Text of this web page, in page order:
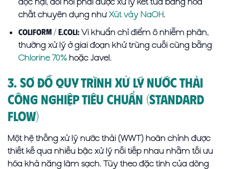
chất chuyên dụng nhưXút vảy NaOH.
Coliform / E.Coli:Vi khuẩn chỉ điểm ô nhiễm phân,
thường xử lý ở giai đoạn khử trùng cuối cùng bằng
Chlorine 70%hoặc Javel.
3. Sơ Đồ Quy Trình Xử Lý Nước Thải
Công Nghiệp Tiêu Chuẩn (Standard
Flow)
Một hệ thống xử lý nước thải (WWT) hoàn chỉnh được
thiết kế qua nhiều bậc xử lý nối tiếp nhau nhằm tối ưu
hóa khả năng làm sạch. Tùy theo đặc tính của dòng